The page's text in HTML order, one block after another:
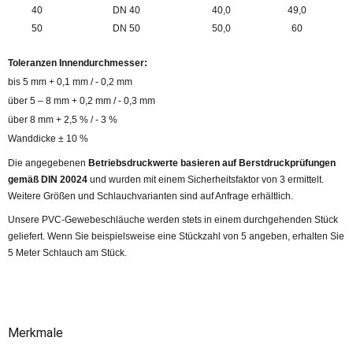
40
DN 40 40,0
49,0
50
DN 50 50,0 60
Toleranzen Innendurchmesser:
bis 5 mm + 0,1 mm / - 0,2 mm
über 5 – 8 mm + 0,2 mm / - 0,3 mm
über 8 mm + 2,5 % / - 3 %
Wanddicke ± 10 %
Die angegebenen Betriebsdruckwerte basieren auf Berstdruckprüfungen
gemäß DIN 20024 und wurden mit einem Sicherheitsfaktor von 3 ermittelt.
Weitere Größen und Schlauchvarianten sind auf Anfrage erhältlich.
Unsere PVC-Gewebeschläuche werden stets in einem durchgehenden Stück
geliefert. Wenn Sie beispielsweise eine Stückzahl von 5 angeben, erhalten Sie
5 Meter Schlauch am Stück.
Merkmale